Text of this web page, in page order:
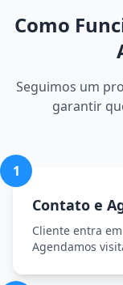
Como
Seguimos um
garantir
1
Contato e
Cliente entra
Agendamos